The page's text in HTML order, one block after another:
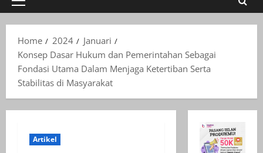
Primary
Home
2024
Januari
Konsep Dasar Hukum dan Pemerintahan Sebagai
Fondasi Utama Dalam Menjaga Ketertiban Serta
Stabilitas di Masyarakat
Artikel